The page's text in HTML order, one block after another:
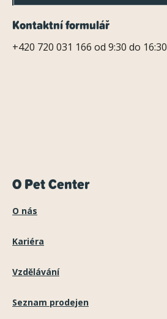
Kontaktní formulář
+420 720 031 166 od 9:30 do 16:30
O Pet Center
O nás
Kariéra
Vzdělávání
Seznam prodejen